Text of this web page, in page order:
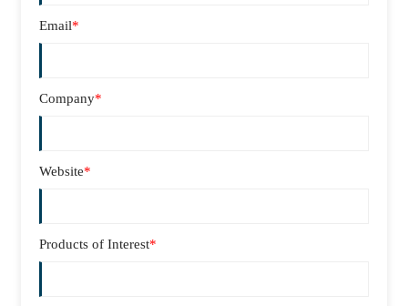
Email*
Company*
Website*
Products of Interest*